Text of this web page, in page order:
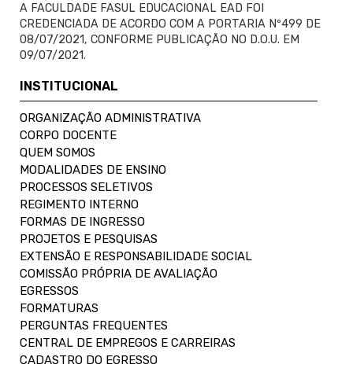
A FACULDADE FASUL EDUCACIONAL EAD FOI
CREDENCIADA DE ACORDO COM A PORTARIA Nº499 DE
08/07/2021, CONFORME PUBLICAÇÃO NO D.O.U. EM
09/07/2021.
INSTITUCIONAL
ORGANIZAÇÃO ADMINISTRATIVA
CORPO DOCENTE
QUEM SOMOS
MODALIDADES DE ENSINO
PROCESSOS SELETIVOS
REGIMENTO INTERNO
FORMAS DE INGRESSO
PROJETOS E PESQUISAS
EXTENSÃO E RESPONSABILIDADE SOCIAL
COMISSÃO PRÓPRIA DE AVALIAÇÃO
EGRESSOS
FORMATURAS
PERGUNTAS FREQUENTES
CENTRAL DE EMPREGOS E CARREIRAS
CADASTRO DO EGRESSO